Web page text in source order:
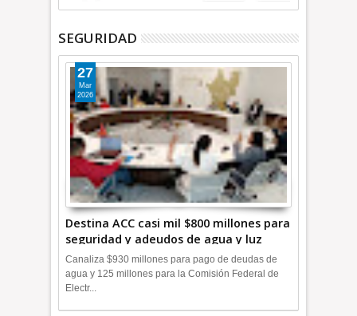
SEGURIDAD
Destina ACC casi mil $800 millones para
seguridad y adeudos de agua y luz
+Video
27
Mar
2026
Canaliza $930 millones para pago de deudas de
agua y 125 millones para la Comisión Federal de
Electr...